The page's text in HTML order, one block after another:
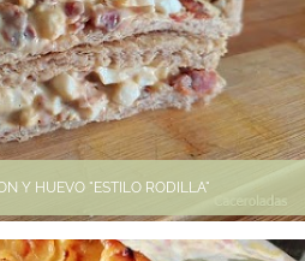
Y HUEVO "ESTILO RODILLA"